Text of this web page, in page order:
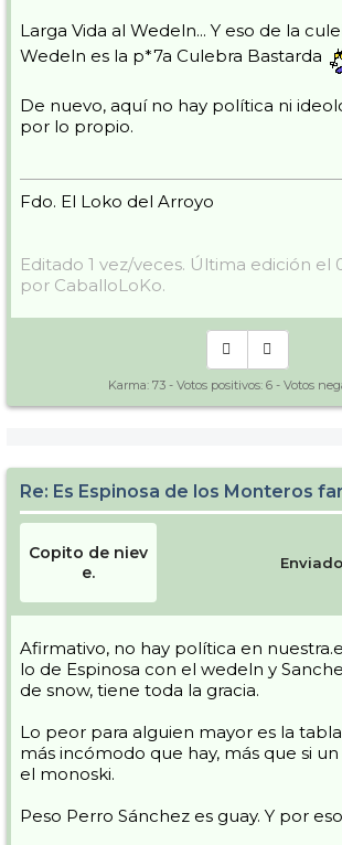
Larga Vida al Wedeln... Y eso de la
Wedeln es la p*7a Culebra Bastarda
De nuevo, aquí no hay política ni
por lo propio.
Fdo. El Loko del Arroyo
Editado 1 vez/veces. Última edición el
por CaballoLoKo.
Karma: 73 - Votos positivos: 6 - Votos
Re: Es Espinosa de los Monteros
Copito de niev
e.
Afirmativo, no hay política en
lo de Espinosa con el wedeln y
de snow, tiene toda la gracia.
Lo peor para alguien mayor es la
más incómodo que hay, más que si
el monoski.
Peso Perro Sánchez es guay. Y por